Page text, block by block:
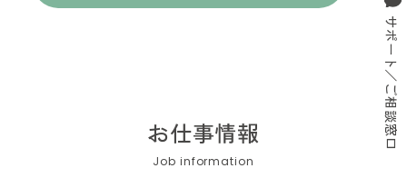
お仕事情報 サポート／ご相談窓口